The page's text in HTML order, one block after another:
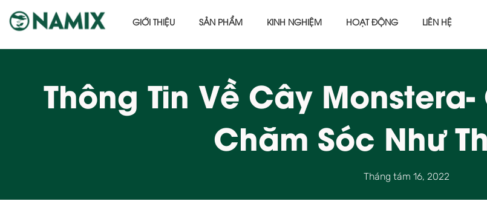
GIỚI THIỆU SẢN PHẨM KINH NGHIỆM HOẠT ĐỘNG LIÊN HỆ
Thông Tin Về Cây
Chăm Sóc Như
Tháng tám 16, 2022